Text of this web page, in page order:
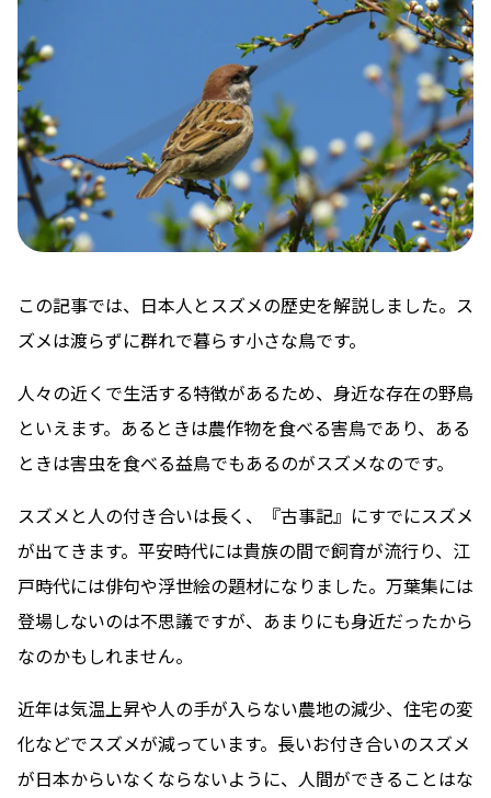
この記事では、日本人とスズメの歴史を解説しました。ス
ズメは渡らずに群れで暮らす小さな鳥です。
人々の近くで生活する特徴があるため、身近な存在の野鳥
といえます。あるときは農作物を食べる害鳥であり、ある
ときは害虫を食べる益鳥でもあるのがスズメなのです。
スズメと人の付き合いは長く、『古事記』にすでにスズメ
が出てきます。平安時代には貴族の間で飼育が流行り、江
戸時代には俳句や浮世絵の題材になりました。万葉集には
登場しないのは不思議ですが、あまりにも身近だったから
なのかもしれません。
近年は気温上昇や人の手が入らない農地の減少、住宅の変
化などでスズメが減っています。長いお付き合いのスズメ
が日本からいなくならないように、人間ができることはな